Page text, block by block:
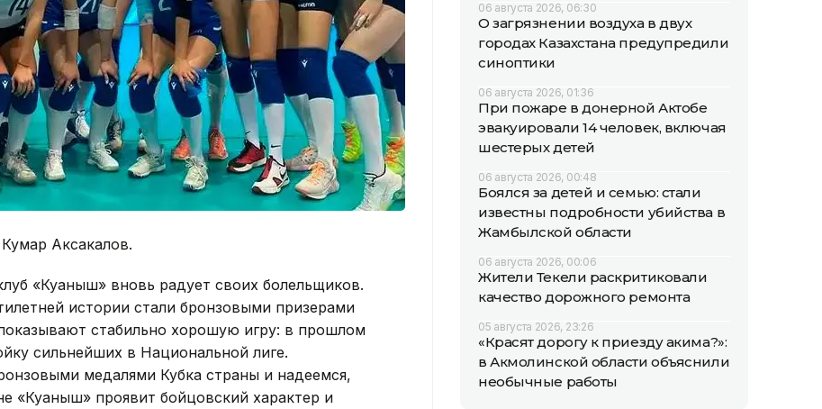
Аксакалов.
«Куаныш» вновь радует своих болельщиков.
истории стали бронзовыми призерами
стабильно хорошую игру: в прошлом
сильнейших в Национальной лиге.
медалями Кубка страны и надеемся,
«Куаныш» проявит бойцовский характер и
06 августа 2026, 06:30
О загрязнении воздуха в двух
городах Казахстана предупредили
синоптики
06 августа 2026, 01:36
При пожаре в донерной Актобе
эвакуировали 14 человек, включая
шестерых детей
06 августа 2026, 00:48
Боялся за детей и семью: стали
известны подробности убийства в
Жамбылской области
06 августа 2026, 00:06
Жители Текели раскритиковали
качество дорожного ремонта
05 августа 2026, 23:26
«Красят дорогу к приезду акима?»:
в Акмолинской области объяснили
необычные работы